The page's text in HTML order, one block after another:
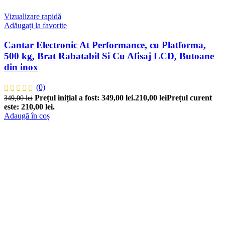
Vizualizare rapidă
Adăugați la favorite
Cantar Electronic At Performance, cu Platforma,
500 kg, Brat Rabatabil Si Cu Afisaj LCD, Butoane
din inox
(0)
349,00lei Prețul inițial a fost: 349,00 lei.210,00 leiPrețul curent
este: 210,00 lei.
Adaugă în coș